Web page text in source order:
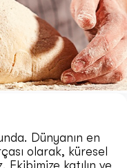
Dünyanın en
olarak, küresel
katılın ve